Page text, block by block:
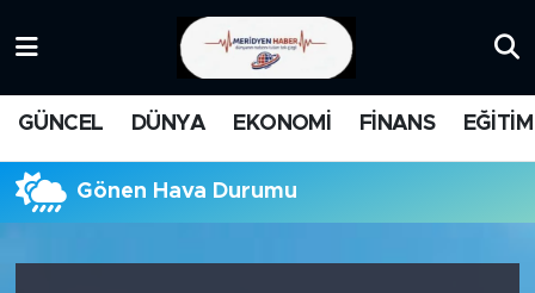
GÜNCEL DÜNYA EKONOMİ FİNANS EĞİTİM
Gönen Hava Durumu